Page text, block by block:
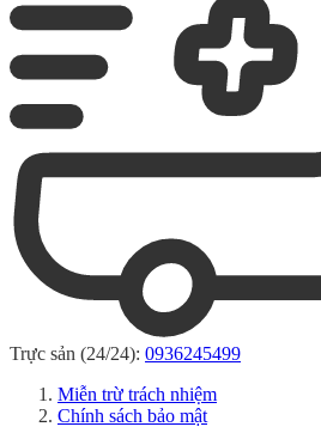
Trực sản (24/24): 0936245499
Miễn trừ trách nhiệm
Chính sách bảo mật